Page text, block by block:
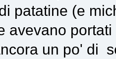
patatine (e
avevano
un po' di